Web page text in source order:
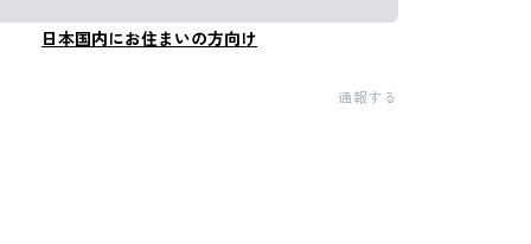
日本国内にお住まいの方向け
通報する